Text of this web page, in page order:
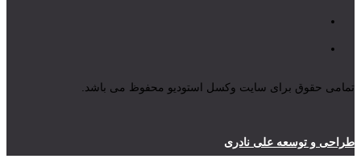
تمامی حقوق برای سایت وکسل استودیو محفوظ می باشد.
طراحی و توسعه علی نادری